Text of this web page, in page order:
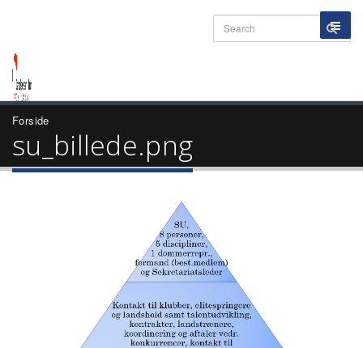
Forside
su_billede.png